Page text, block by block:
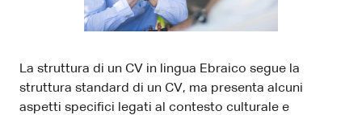
La struttura di un CV in lingua Ebraico segue la
struttura standard di un CV, ma presenta alcuni
aspetti specifici legati al contesto culturale e